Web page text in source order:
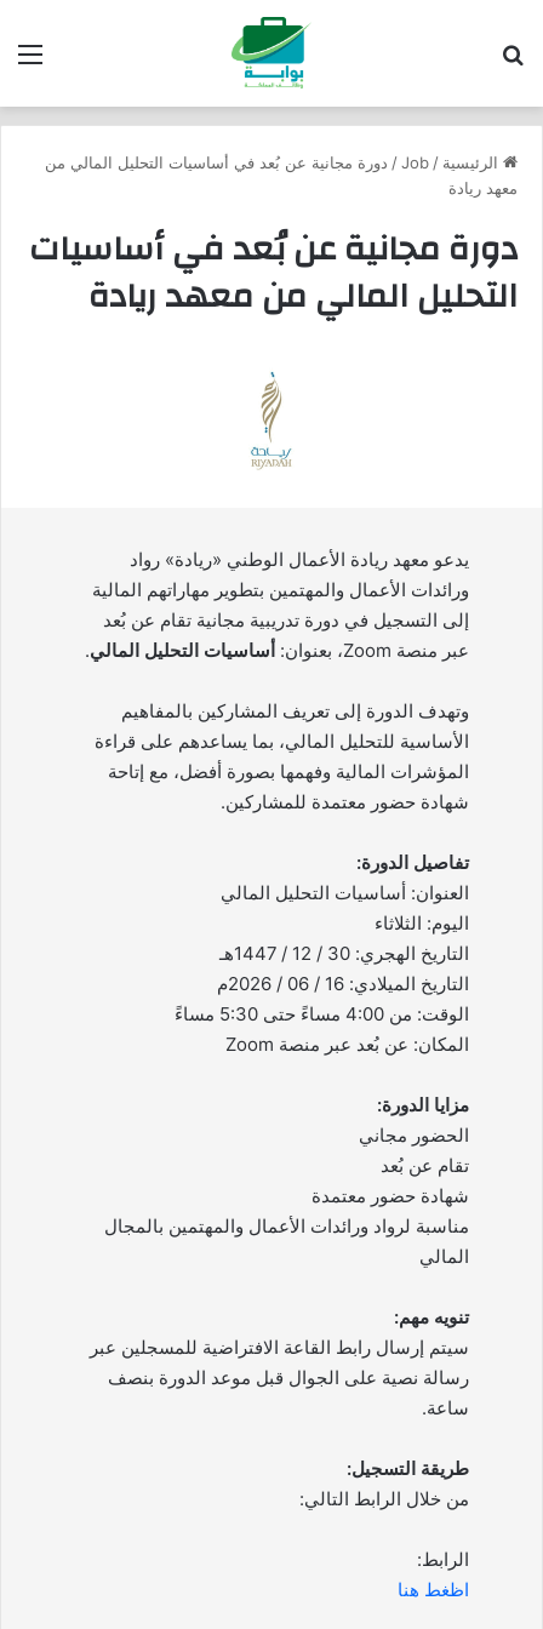
الرئيسية /
Job
/ دورة مجانية عن بُعد في أساسيات التحليل المالي من
معهد ريادة
دورة مجانية عن بُعد في أساسيات
التحليل المالي من معهد ريادة
يدعو معهد ريادة الأعمال الوطني «ريادة» رواد
ورائدات الأعمال والمهتمين بتطوير مهاراتهم المالية
إلى التسجيل في دورة تدريبية مجانية تقام عن بُعد
عبر منصة Zoom، بعنوان:
أساسيات التحليل المالي.
وتهدف الدورة إلى تعريف المشاركين بالمفاهيم
الأساسية للتحليل المالي، بما يساعدهم على قراءة
المؤشرات المالية وفهمها بصورة أفضل، مع إتاحة
شهادة حضور معتمدة للمشاركين.
تفاصيل الدورة:
العنوان: أساسيات التحليل المالي
اليوم: الثلاثاء
التاريخ الهجري: 30 / 12 / 1447هـ
التاريخ الميلادي: 16 / 06 / 2026م
الوقت: من 4:00 مساءً حتى 5:30 مساءً
المكان: عن بُعد عبر منصة Zoom
مزايا الدورة:
الحضور مجاني
تقام عن بُعد
شهادة حضور معتمدة
مناسبة لرواد ورائدات الأعمال والمهتمين بالمجال
المالي
تنويه مهم:
سيتم إرسال رابط القاعة الافتراضية للمسجلين عبر
رسالة نصية على الجوال قبل موعد الدورة بنصف
ساعة.
طريقة التسجيل:
من خلال الرابط التالي:
الرابط:
اظغط هنا